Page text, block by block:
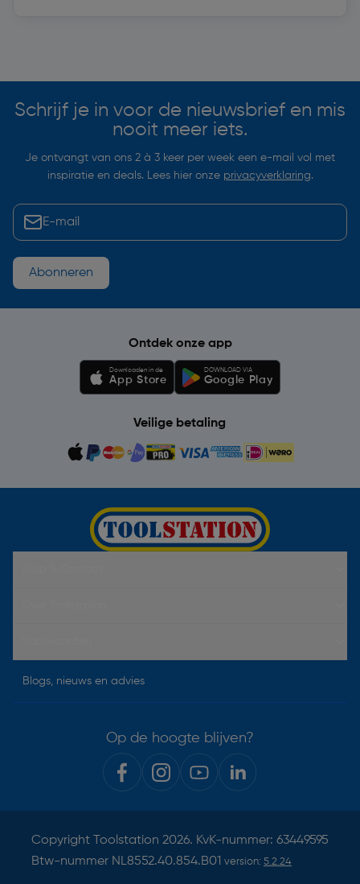
Schrijf je in voor de nieuwsbrief en mis
nooit meer iets.
Je ontvangt van ons 2 à 3 keer per week een e-mail vol met
inspiratie en deals. Lees hier onze privacyverklaring.
Abonneren
Ontdek onze app
Downloaden in de
App Store
DOWNLOAD VIA
Google Play
Veilige betaling
Blogs, nieuws en advies
Op de hoogte blijven?
Copyright Toolstation 2026. KvK-nummer: 63449595
Btw-nummer NL8552.40.854.B01 version: 5.2.24